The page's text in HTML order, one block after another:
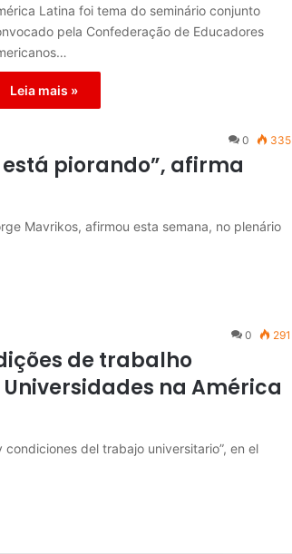
Latina foi tema do seminário conjunto
pela Confederação de Educadores
Leia mais »
0 335
piorando”, afirma
Mavrikos, afirmou esta semana, no plenário
0 291
de trabalho
na América
del trabajo universitario”, en el